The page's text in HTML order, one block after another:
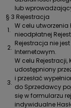
lub
§ 3 Rejestracja
1.
W celu utworzenia
nieodpłatnej
2.
Rejestracja nie
Internetowym.
3.
W celu Rejestracji,
udostępniony
i przesłać
do Sprzedawcy
się w formularzu
indywidualne